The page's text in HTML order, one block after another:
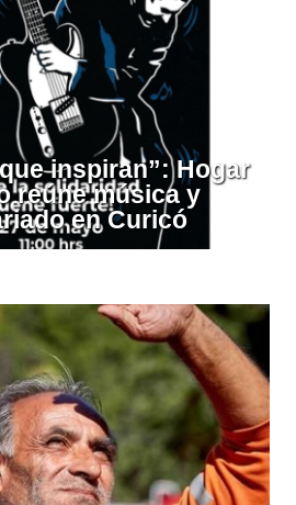
inspiran”: Hogar
reúne música y
en Curicó